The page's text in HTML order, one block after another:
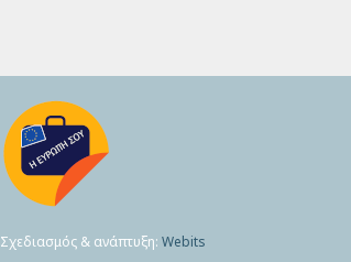
Σχεδιασμός & ανάπτυξη: Webits